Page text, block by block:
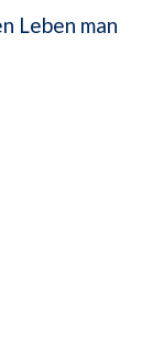
Leben man